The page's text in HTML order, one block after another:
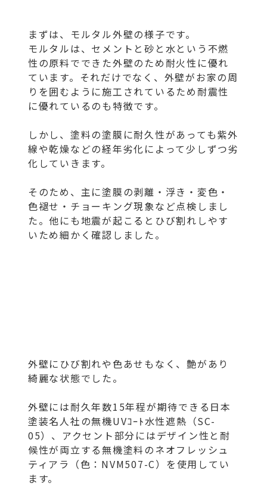
まずは、モルタル外壁の様子です。
モルタルは、セメントと砂と水という不燃
性の原料でできた外壁のため耐火性に優れ
ています。それだけでなく、外壁がお家の周
りを囲むように施工されているため耐震性
に優れているのも特徴です。
しかし、塗料の塗膜に耐久性があっても紫外
線や乾燥などの経年劣化によって少しずつ劣
化していきます。
そのため、主に塗膜の剥離・浮き・変色・
色褪せ・チョーキング現象など点検しまし
た。他にも地震が起こるとひび割れしやす
いため細かく確認しました。
外壁にひび割れや色あせもなく、艶があり
綺麗な状態でした。
外壁には耐久年数15年程が期待できる日本
塗装名人社の無機UVｺｰﾄ水性遮熱（SC-
05）、アクセント部分にはデザイン性と耐
候性が両立する無機塗料のネオフレッシュ
ティアラ（色：NVM507-C）を使用してい
ます。